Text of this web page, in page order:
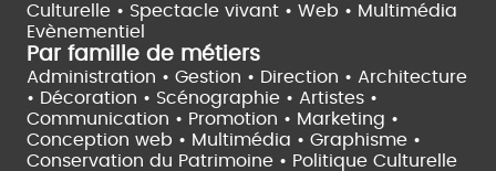
Culturelle • Spectacle vivant • Web • Multimédia
Evènementiel
Par famille de métiers
Administration • Gestion • Direction • Architecture
• Décoration • Scénographie • Artistes •
Communication • Promotion • Marketing •
Conception web • Multimédia • Graphisme •
Conservation du Patrimoine • Politique Culturelle